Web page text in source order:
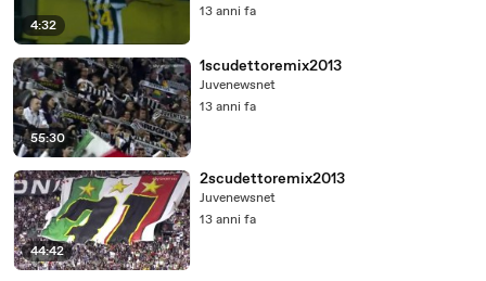
4:32
13 anni fa
55:30
1scudettoremix2013
Juvenewsnet
13 anni fa
44:42
2scudettoremix2013
Juvenewsnet
13 anni fa